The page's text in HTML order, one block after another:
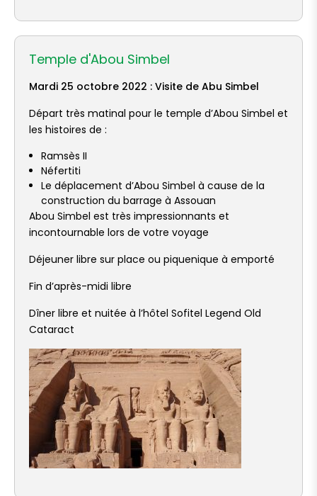
Temple d'Abou Simbel
Mardi 25 octobre 2022 : Visite de Abu Simbel
Départ très matinal pour le temple d’Abou Simbel et
les histoires de :
Ramsès II
Néfertiti
Le déplacement d’Abou Simbel à cause de la
construction du barrage à Assouan
Abou Simbel est très impressionnants et
incontournable lors de votre voyage
Déjeuner libre sur place ou piquenique à emporté
Fin d’après-midi libre
Dîner libre et nuitée à l’hôtel Sofitel Legend Old
Cataract